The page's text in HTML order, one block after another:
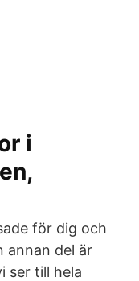
i
för dig och
annan del är
ser till hela